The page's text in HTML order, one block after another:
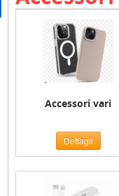
Accessori vari
Dettagli